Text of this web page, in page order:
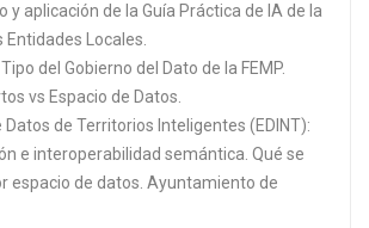
y aplicación de la Guía Práctica de IA de la
Entidades Locales.
del Gobierno del Dato de la FEMP.
vs Espacio de Datos.
Datos de Territorios Inteligentes (EDINT):
e interoperabilidad semántica. Qué se
espacio de datos. Ayuntamiento de